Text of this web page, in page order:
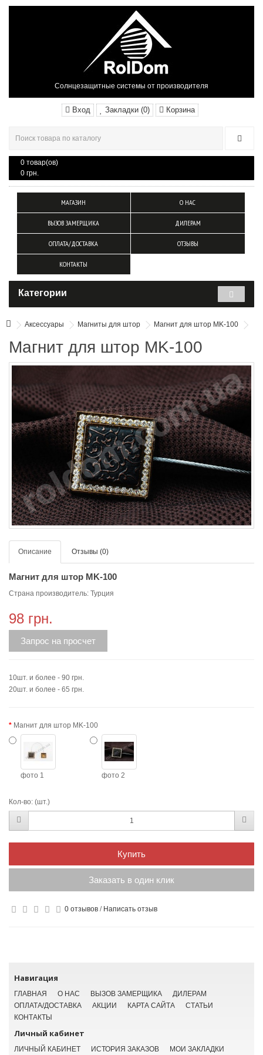
Солнцезащитные системы от производителя
Вход Закладки (0) Корзина
0 товар(ов)
0 грн.
МАГАЗИН О НАС
ВЫЗОВ ЗАМЕРЩИКА ДИЛЕРАМ
ОПЛАТА/ДОСТАВКА ОТЗЫВЫ
КОНТАКТЫ
Категории
Аксессуары Магниты для штор Магнит для штор MK-100
Магнит для штор MK-100
Описание Отзывы (0)
Магнит для штор МK-100
Страна производитель: Турция
98 грн.
Запрос на просчет
10шт. и более - 90 грн.
20шт. и более - 65 грн.
Магнит для штор MK-100
фото 1 фото 2
Кол-во: (шт.)
Купить
Заказать в один клик
0 отзывов / Написать отзыв
Навигация
ГЛАВНАЯ О НАС ВЫЗОВ ЗАМЕРЩИКА
ДИЛЕРАМ
ОПЛАТА/ДОСТАВКА
АКЦИИ КАРТА САЙТА
СТАТЬИ
КОНТАКТЫ
Личный кабинет
ЛИЧНЫЙ КАБИНЕТ ИСТОРИЯ ЗАКАЗОВ МОИ ЗАКЛАДКИ